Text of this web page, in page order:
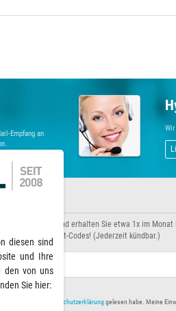
Empfang an
Newsletter und erhalten Sie etwa 1x im
exklusive Rabatt-Codes! (Jederzeit kündbar.)
Daten­schutz­erklärunggelesen habe. Meine
diesen sind
und Ihre
den von uns
Sie hier: